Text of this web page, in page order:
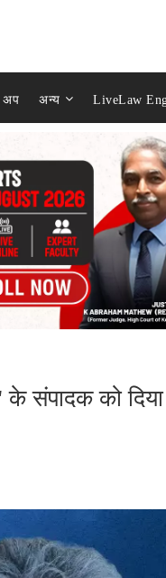
अप अन्य LiveLaw
संपादक को दिया